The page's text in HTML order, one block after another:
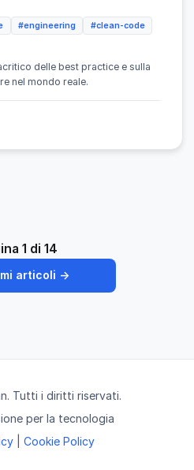
#engineering
#clean-code
delle best practice e sulla
nel mondo reale.
1 di 14
articoli →
Tutti i diritti riservati.
per la tecnologia
Cookie Policy